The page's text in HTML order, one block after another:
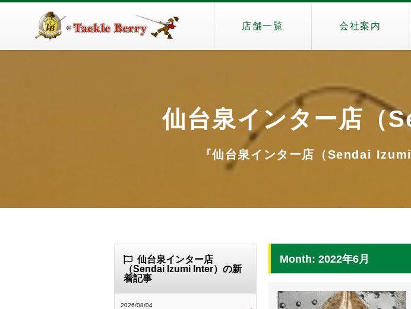
店舗一覧 会社案内
仙台泉インター店（
『仙台泉インター店（Sendai
Month: 2022年6月
仙台泉インター店
（Sendai Izumi Inter）の新
着記事
2026/08/04